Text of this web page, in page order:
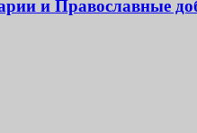
и Православные